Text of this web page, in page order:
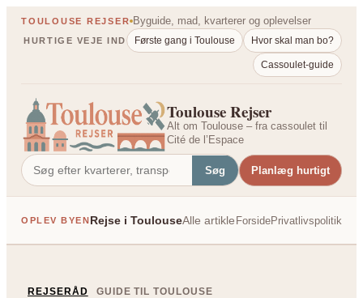
Spring
TOULOUSE REJSER Byguide, mad, kvarterer og oplevelser
HURTIGE VEJE IND Første gang i Toulouse Hvor skal man bo?
Cassoulet-guide
Toulouse Rejser
Alt om Toulouse – fra cassoulet til
Cité de l’Espace
Søg Planlæg hurtigt
OPLEV BYENRejse i ToulouseAlle artiklerPÅ TVÆRS AF
ForsidePrivatlivspolitik
REJSERÅD GUIDE TIL TOULOUSE